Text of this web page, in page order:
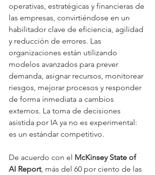
operativas, estratégicas y financieras de
las empresas, convirtiéndose en un
habilitador clave de eficiencia, agilidad
y reducción de errores. Las
organizaciones están utilizando
modelos avanzados para prever
demanda, asignar recursos, monitorear
riesgos, mejorar procesos y responder
de forma inmediata a cambios
externos. La toma de decisiones
asistida por IA ya no es experimental:
es un estándar competitivo.
De acuerdo con el McKinsey State of
AI Report, más del 60 por ciento de las